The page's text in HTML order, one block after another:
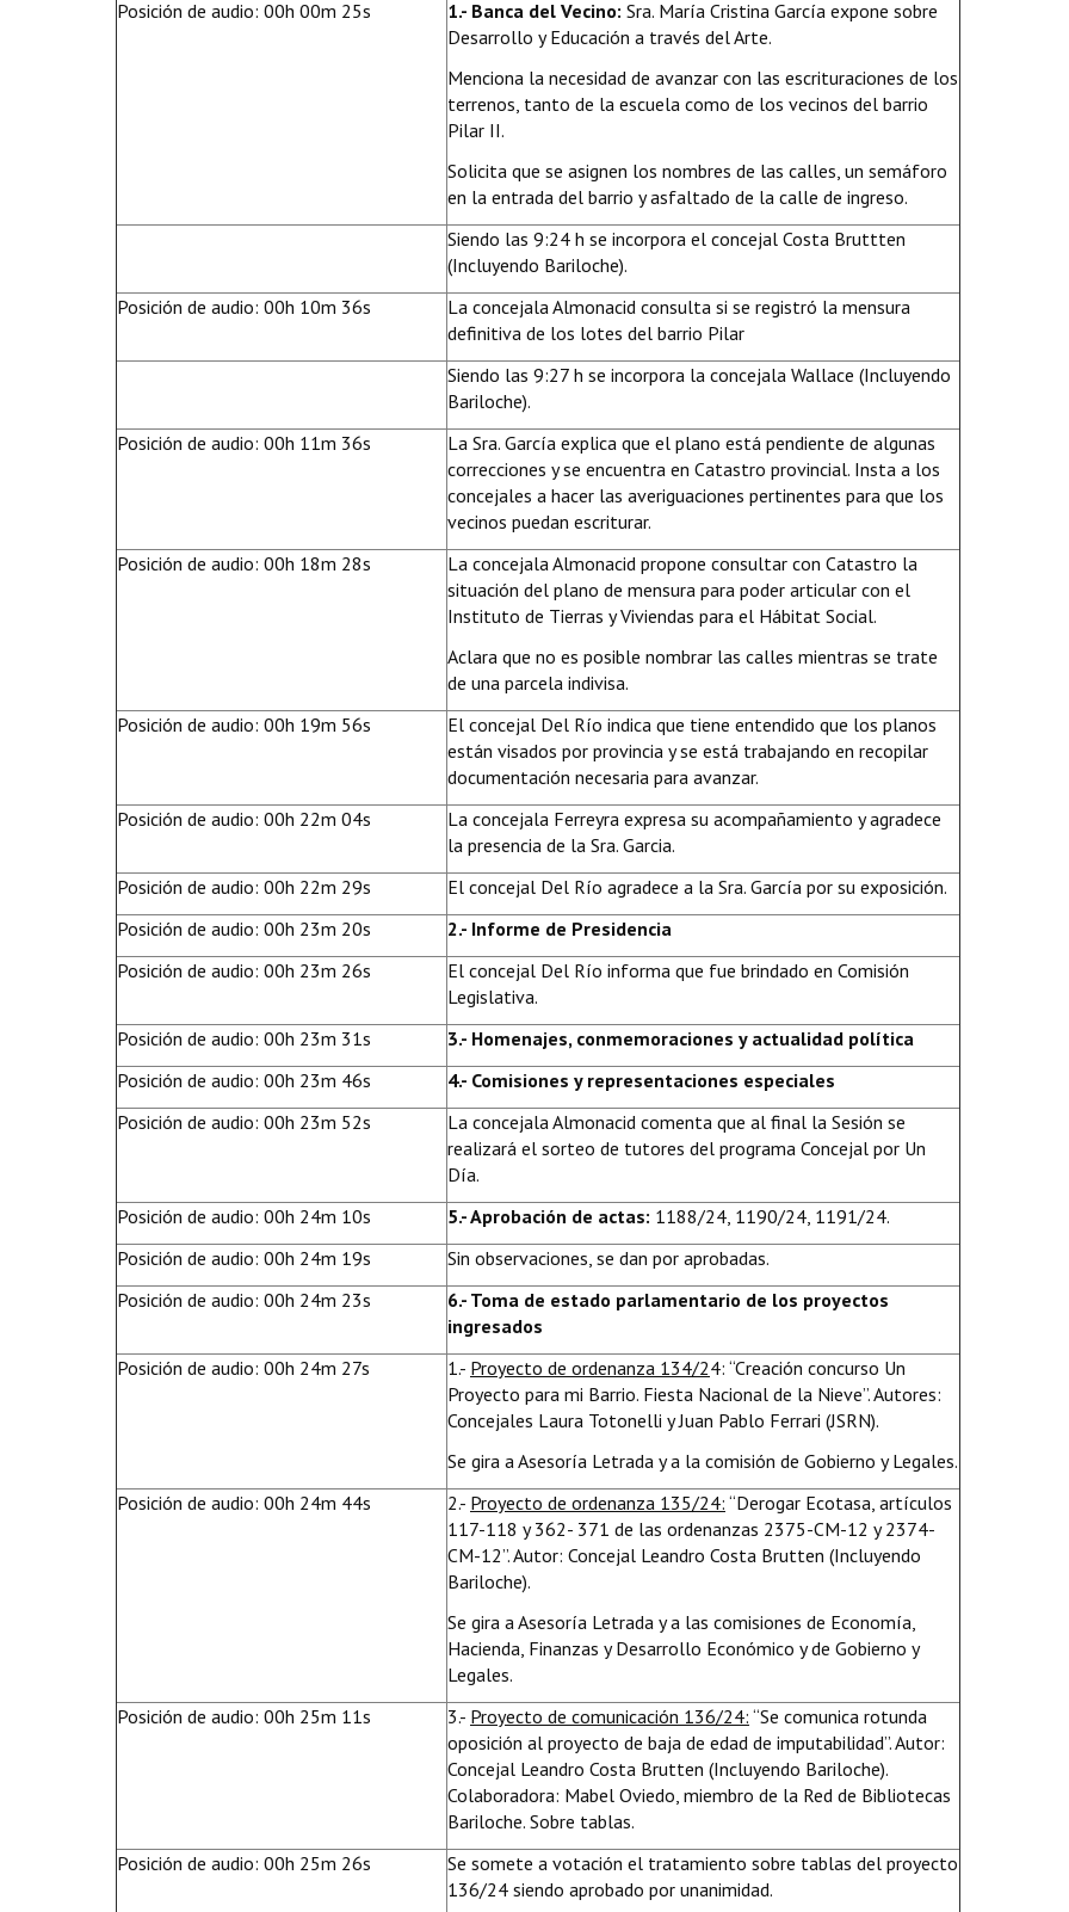
Posición de audio: 00h 00m 25s
1.- Banca del Vecino: Sra. María Cristina García expone sobre
Desarrollo y Educación a través del Arte.
Menciona la necesidad de avanzar con las escrituraciones de los
terrenos, tanto de la escuela como de los vecinos del barrio
Pilar II.
Solicita que se asignen los nombres de las calles, un semáforo
en la entrada del barrio y asfaltado de la calle de ingreso.
Siendo las 9:24 h se incorpora el concejal Costa Bruttten
(Incluyendo Bariloche).
Posición de audio: 00h 10m 36s
La concejala Almonacid consulta si se registró la mensura
definitiva de los lotes del barrio Pilar
Siendo las 9:27 h se incorpora la concejala Wallace (Incluyendo
Bariloche).
Posición de audio: 00h 11m 36s
La Sra. García explica que el plano está pendiente de algunas
correcciones y se encuentra en Catastro provincial. Insta a los
concejales a hacer las averiguaciones pertinentes para que los
vecinos puedan escriturar.
Posición de audio: 00h 18m 28s
La concejala Almonacid propone consultar con Catastro la
situación del plano de mensura para poder articular con el
Instituto de Tierras y Viviendas para el Hábitat Social.
Aclara que no es posible nombrar las calles mientras se trate
de una parcela indivisa.
Posición de audio: 00h 19m 56s
El concejal Del Río indica que tiene entendido que los planos
están visados por provincia y se está trabajando en recopilar
documentación necesaria para avanzar.
Posición de audio: 00h 22m 04s
La concejala Ferreyra expresa su acompañamiento y agradece
la presencia de la Sra. Garcia.
Posición de audio: 00h 22m 29s
El concejal Del Río agradece a la Sra. García por su exposición.
Posición de audio: 00h 23m 20s
2.- Informe de Presidencia
Posición de audio: 00h 23m 26s
El concejal Del Río informa que fue brindado en Comisión
Legislativa.
Posición de audio: 00h 23m 31s
3.- Homenajes, conmemoraciones y actualidad política
Posición de audio: 00h 23m 46s
4.- Comisiones y representaciones especiales
Posición de audio: 00h 23m 52s
La concejala Almonacid comenta que al final la Sesión se
realizará el sorteo de tutores del programa Concejal por Un
Día.
Posición de audio: 00h 24m 10s
5.- Aprobación de actas: 1188/24, 1190/24, 1191/24.
Posición de audio: 00h 24m 19s
Sin observaciones, se dan por aprobadas.
Posición de audio: 00h 24m 23s
6.- Toma de estado parlamentario de los proyectos
ingresados
Posición de audio: 00h 24m 27s
1.- Proyecto de ordenanza 134/24: “Creación concurso Un
Proyecto para mi Barrio. Fiesta Nacional de la Nieve”. Autores:
Concejales Laura Totonelli y Juan Pablo Ferrari (JSRN).
Se gira a Asesoría Letrada y a la comisión de Gobierno y Legales.
Posición de audio: 00h 24m 44s
2.- Proyecto de ordenanza 135/24: “Derogar Ecotasa, artículos
117-118 y 362- 371 de las ordenanzas 2375-CM-12 y 2374-
CM-12”. Autor: Concejal Leandro Costa Brutten (Incluyendo
Bariloche).
Se gira a Asesoría Letrada y a las comisiones de Economía,
Hacienda, Finanzas y Desarrollo Económico y de Gobierno y
Legales.
Posición de audio: 00h 25m 11s
3.- Proyecto de comunicación 136/24: “Se comunica rotunda
oposición al proyecto de baja de edad de imputabilidad”. Autor:
Concejal Leandro Costa Brutten (Incluyendo Bariloche).
Colaboradora: Mabel Oviedo, miembro de la Red de Bibliotecas
Bariloche. Sobre tablas.
Posición de audio: 00h 25m 26s
Se somete a votación el tratamiento sobre tablas del proyecto
136/24 siendo aprobado por unanimidad.